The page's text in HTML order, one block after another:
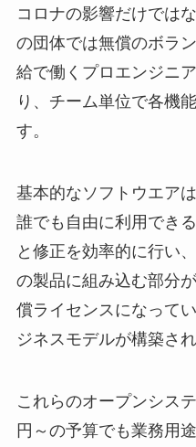
コロナの影響だけでは
の団体では無償のボラ
給で働くプロエンジニ
り、チーム単位で各機
す。
基本的なソフトウエア
誰でも自由に利用でき
と修正を効率的に行い
の製品に組み込む部分
償ライセンスになって
ジネスモデルが構築され
これらのオープンシス
円～の予算でも業務用